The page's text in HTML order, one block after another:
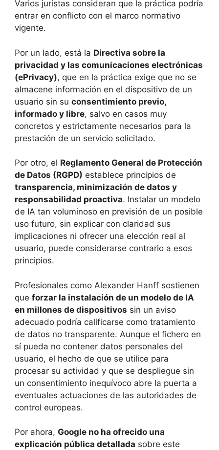
Varios juristas consideran que la práctica podría
entrar en conflicto con el marco normativo
vigente.
Por un lado, está la Directiva sobre la
privacidad y las comunicaciones electrónicas
(ePrivacy), que en la práctica exige que no se
almacene información en el dispositivo de un
usuario sin su consentimiento previo,
informado y libre, salvo en casos muy
concretos y estrictamente necesarios para la
prestación de un servicio solicitado.
Por otro, el Reglamento General de Protección
de Datos (RGPD) establece principios de
transparencia, minimización de datos y
responsabilidad proactiva. Instalar un modelo
de IA tan voluminoso en previsión de un posible
uso futuro, sin explicar con claridad sus
implicaciones ni ofrecer una elección real al
usuario, puede considerarse contrario a esos
principios.
Profesionales como Alexander Hanff sostienen
que forzar la instalación de un modelo de IA
en millones de dispositivos sin un aviso
adecuado podría calificarse como tratamiento
de datos no transparente. Aunque el fichero en
sí pueda no contener datos personales del
usuario, el hecho de que se utilice para
procesar su actividad y que se despliegue sin
un consentimiento inequívoco abre la puerta a
eventuales actuaciones de las autoridades de
control europeas.
Por ahora, Google no ha ofrecido una
explicación pública detallada sobre este